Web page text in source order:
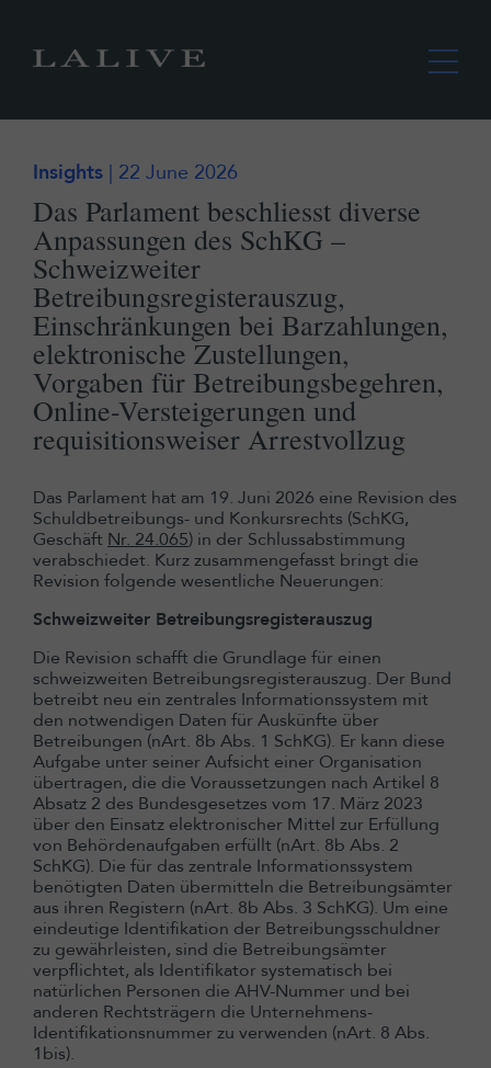
Insights | 22 June 2026
Das Parlament beschliesst diverse
Anpassungen des SchKG –
Schweizweiter
Betreibungsregisterauszug,
Einschränkungen bei Barzahlungen,
elektronische Zustellungen,
Vorgaben für Betreibungsbegehren,
Online-Versteigerungen und
requisitionsweiser Arrestvollzug
Das Parlament hat am 19. Juni 2026 eine Revision des
Schuldbetreibungs- und Konkursrechts (SchKG,
Geschäft Nr. 24.065) in der Schlussabstimmung
verabschiedet. Kurz zusammengefasst bringt die
Revision folgende wesentliche Neuerungen:
Schweizweiter Betreibungsregisterauszug
Die Revision schafft die Grundlage für einen
schweizweiten Betreibungsregisterauszug. Der Bund
betreibt neu ein zentrales Informationssystem mit
den notwendigen Daten für Auskünfte über
Betreibungen (nArt. 8b Abs. 1 SchKG). Er kann diese
Aufgabe unter seiner Aufsicht einer Organisation
übertragen, die die Voraussetzungen nach Artikel 8
Absatz 2 des Bundesgesetzes vom 17. März 2023
über den Einsatz elektronischer Mittel zur Erfüllung
von Behördenaufgaben erfüllt (nArt. 8b Abs. 2
SchKG). Die für das zentrale Informationssystem
benötigten Daten übermitteln die Betreibungsämter
aus ihren Registern (nArt. 8b Abs. 3 SchKG). Um eine
eindeutige Identifikation der Betreibungsschuldner
zu gewährleisten, sind die Betreibungsämter
verpflichtet, als Identifikator systematisch bei
natürlichen Personen die AHV-Nummer und bei
anderen Rechtsträgern die Unternehmens-
Identifikationsnummer zu verwenden (nArt. 8 Abs.
1bis).